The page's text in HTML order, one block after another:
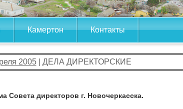
Камертон Контакты
2005| ДЕЛА ДИРЕКТОРСКИЕ
Совета директоров г. Новочеркасска.